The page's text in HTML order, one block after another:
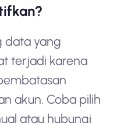
data yang
terjadi karena
akun. Coba pilih
atau hubungi